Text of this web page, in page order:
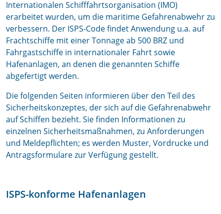
Internationalen Schifffahrtsorganisation (IMO)
erarbeitet wurden, um die maritime Gefahrenabwehr zu
verbessern. Der ISPS-Code findet Anwendung u.a. auf
Frachtschiffe mit einer Tonnage ab 500 BRZ und
Fahrgastschiffe in internationaler Fahrt sowie
Hafenanlagen, an denen die genannten Schiffe
abgefertigt werden.
Die folgenden Seiten informieren über den Teil des
Sicherheitskonzeptes, der sich auf die Gefahrenabwehr
auf Schiffen bezieht. Sie finden Informationen zu
einzelnen Sicherheitsmaßnahmen, zu Anforderungen
und Meldepflichten; es werden Muster, Vordrucke und
Antragsformulare zur Verfügung gestellt.
ISPS-konforme Hafenanlagen